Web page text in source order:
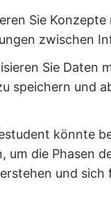
Sie
zwischen
Sie Daten
speichern und
könnte
um die Phasen
und